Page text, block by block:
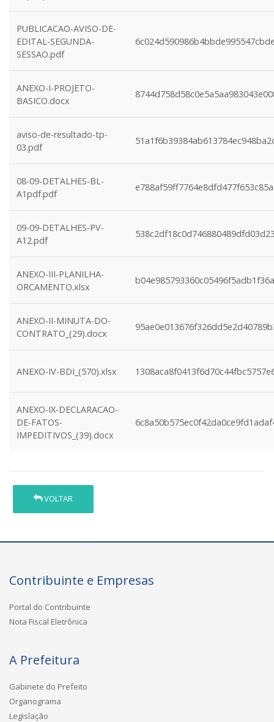
PUBLICACAO-AVISO-DE-
EDITAL-SEGUNDA-
SESSAO.pdf
ANEXO-I-PROJETO-
BASICO.docx
aviso-de-resultado-tp-
03.pdf
08-09-DETALHES-BL-
A1pdf.pdf
09-09-DETALHES-PV-
A12.pdf
ANEXO-III-PLANILHA-
ORCAMENTO.xlsx
ANEXO-II-MINUTA-DO-
CONTRATO_(29).docx
ANEXO-IV-BDI_(570).xlsx
ANEXO-IX-DECLARACAO-
DE-FATOS-
IMPEDITIVOS_(39).docx
VOLTAR
Contribuinte e Empresas
Portal do Contribuinte
Nota Fiscal Eletrônica
A Prefeitura
Gabinete do Prefeito
Organograma
Legislação